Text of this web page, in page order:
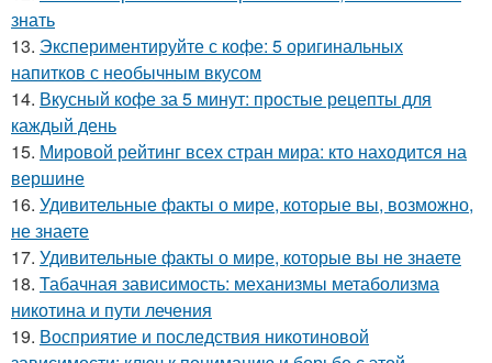
знать
13. Экспериментируйте с кофе: 5 оригинальных
напитков с необычным вкусом
14. Вкусный кофе за 5 минут: простые рецепты для
каждый день
15. Мировой рейтинг всех стран мира: кто находится на
вершине
16. Удивительные факты о мире, которые вы, возможно,
не знаете
17. Удивительные факты о мире, которые вы не знаете
18. Табачная зависимость: механизмы метаболизма
никотина и пути лечения
19. Восприятие и последствия никотиновой